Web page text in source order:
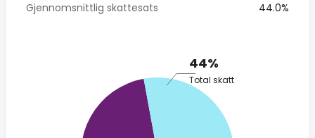
Gjennomsnittlig skattesats
44.0%
44%
Total skatt